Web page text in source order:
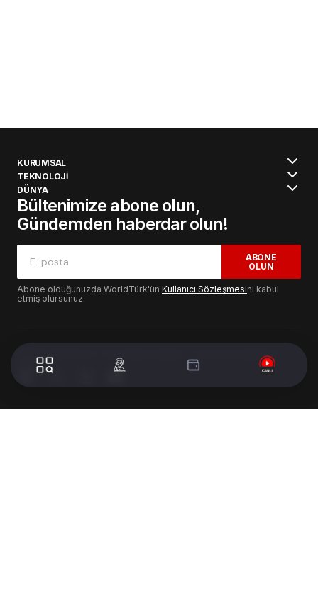
KURUMSAL
TEKNOLOJİ
DÜNYA
Bültenimize abone olun,
Gündemden haberdar olun!
ABONE
OLUN
Abone olduğunuzda WorldTürk'ün Kullanıcı Sözleşmesini kabul
etmiş olursunuz.
© 2024 WorldTurk. Tüm Hakları Saklıdır. - Tasarım & Geliştirme :
Volion's